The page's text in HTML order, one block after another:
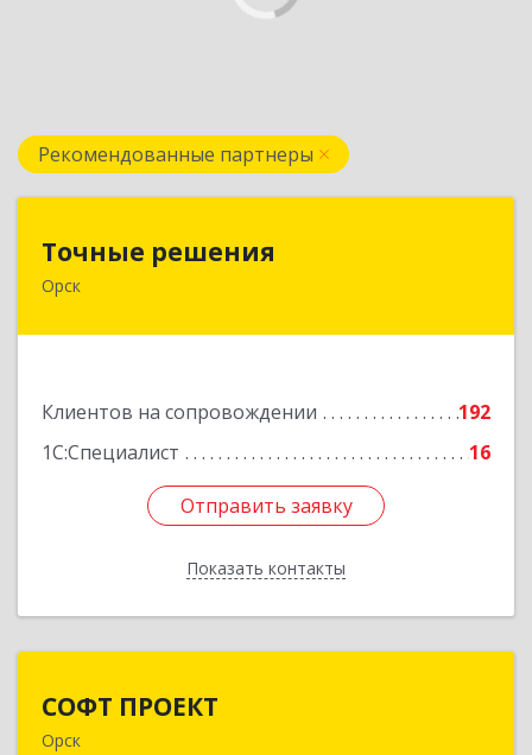
Рекомендованные партнеры
Точные решения
Орск
Клиентов на сопровождении
192
1С:Специалист
16
Отправить заявку
Показать контакты
Подробнее
Отправить заявку
Назад
СОФТ ПРОЕКТ
Орск